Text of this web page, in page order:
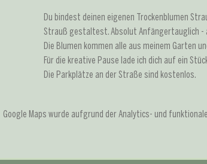
Du bindest deinen eigenen Trockenblumen
Strauß gestaltest. Absolut Anfängertauglich -
Die Blumen kommen alle aus meinem Garten
Für die kreative Pause lade ich dich auf ein
Die Parkplätze an der Straße sind kostenlos.
Google Maps wurde aufgrund der Analytics- und